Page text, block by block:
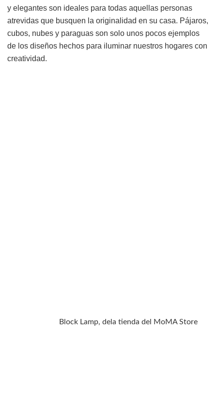
y elegantes son ideales para todas aquellas personas
atrevidas que busquen la originalidad en su casa. Pájaros,
cubos, nubes y paraguas son solo unos pocos ejemplos
de los diseños hechos para iluminar nuestros hogares con
creatividad.
Block Lamp, dela tienda del MoMA Store